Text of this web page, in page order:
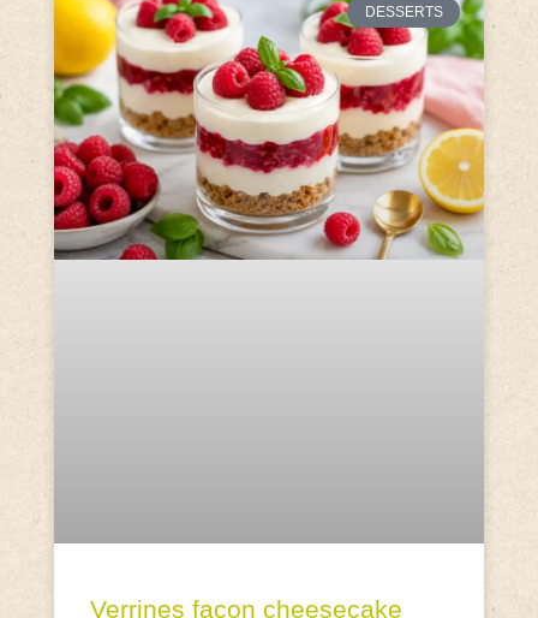
DESSERTS
Verrines façon cheesecake